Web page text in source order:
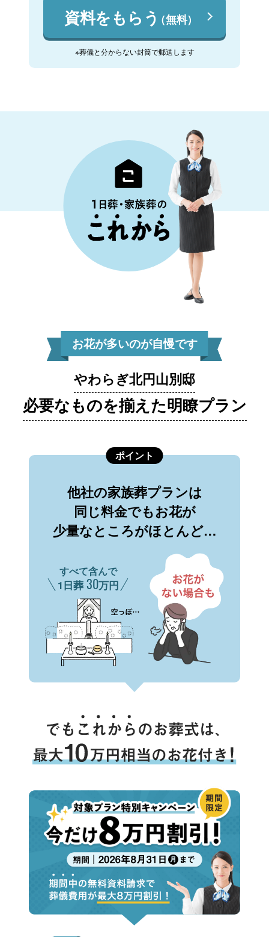
資料をもらう（無料）
※葬儀と分からない封筒で郵送します
お花が多いのが自慢です
やわらぎ北円山別邸
必要なものを揃えた明瞭プラン
ポイント
他社の家族葬プランは
同じ料金でもお花が
少量なところがほとんど…
すべて含んで
1日葬 30万円